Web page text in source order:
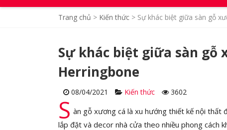
Trang chủ > Kiến thức > Sự khác biệt giữa sàn gỗ
Sự khác biệt giữa sàn gỗ
Herringbone
08/04/2021 Kiến thức 3602
S àn gỗ xương cá là xu hướng thiết kế nội thất
lắp đặt và decor nhà cửa theo nhiều phong cách